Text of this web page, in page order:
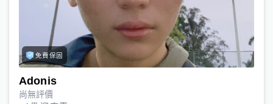
免費保固
Adonis
尚無評價